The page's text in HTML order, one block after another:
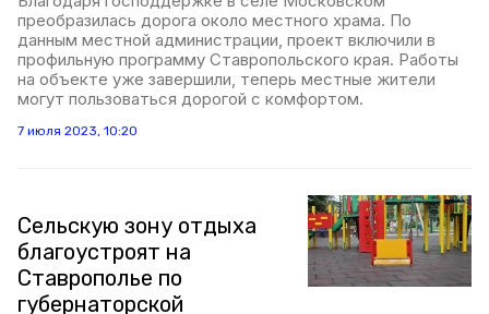
преобразилась дорога около местного храма. По
данным местной администрации, проект включили в
профильную программу Ставропольского края. Работы
на объекте уже завершили, теперь местные жители
могут пользоваться дорогой с комфортом.
7 июля 2023, 10:20
Сельскую зону отдыха
благоустроят на
Ставрополье по
губернаторской